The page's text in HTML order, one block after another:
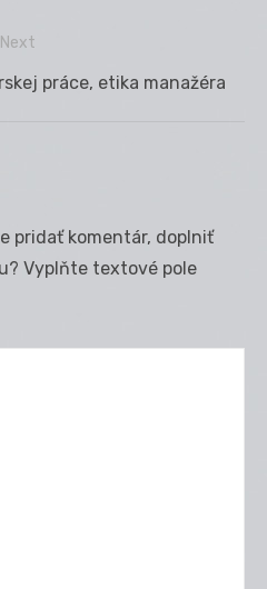
Next
práce, etika manažéra
pridať komentár, doplniť
Vyplňte textové pole